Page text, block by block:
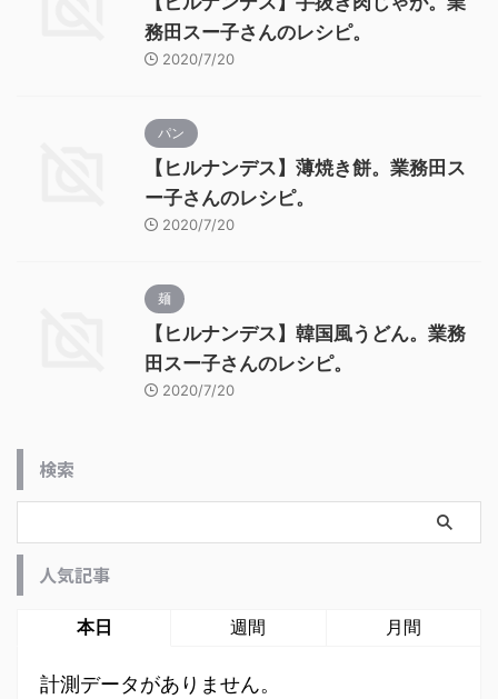
務田スー子さんのレシピ。
2020/7/20
パン
【ヒルナンデス】薄焼き餅。業務田ス
ー子さんのレシピ。
2020/7/20
麺
【ヒルナンデス】韓国風うどん。業務
田スー子さんのレシピ。
2020/7/20
検索
人気記事
本日 週間 月間
計測データがありません。